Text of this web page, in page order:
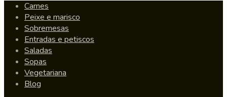
Carnes
Peixe e marisco
Sobremesas
Entradas e petiscos
Saladas
Sopas
Vegetariana
Blog